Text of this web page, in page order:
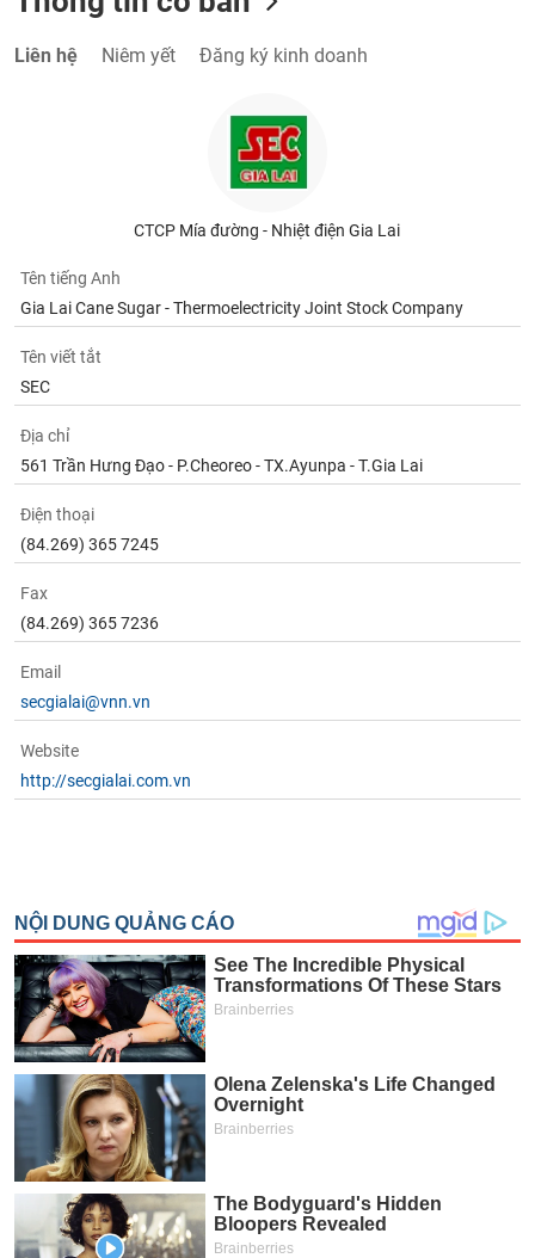
Liên hệ Niêm yết Đăng ký kinh doanh
CTCP Mía đường - Nhiệt điện Gia Lai
Tên tiếng Anh
Gia Lai Cane Sugar - Thermoelectricity Joint Stock Company
Tên viết tắt
SEC
Địa chỉ
561 Trần Hưng Đạo - P.Cheoreo - TX.Ayunpa - T.Gia Lai
Điện thoại
(84.269) 365 7245
Fax
(84.269) 365 7236
Email
secgialai@vnn.vn
Website
http://secgialai.com.vn